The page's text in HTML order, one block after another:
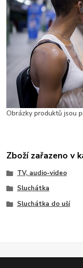
Obrázky produktů jsou
Zboží zařazeno v
TV, audio-video
Sluchátka
Sluchátka do uší